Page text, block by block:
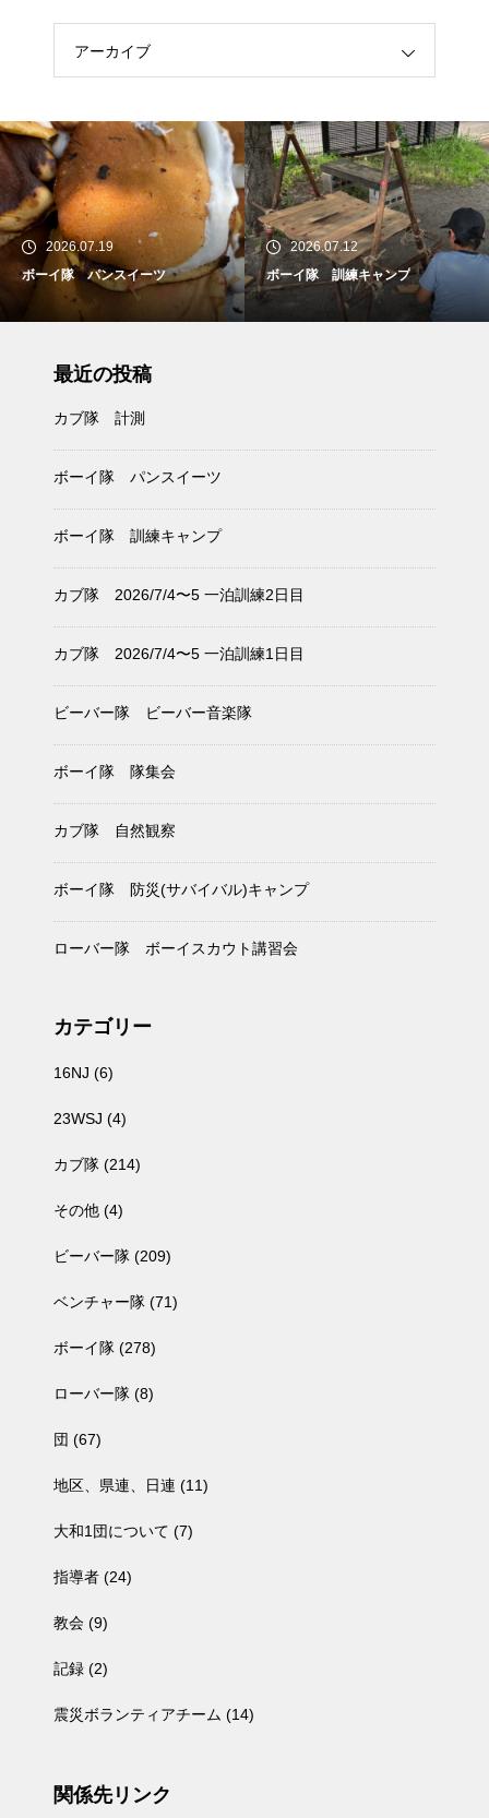
アーカイブ
2026.07.19
ボーイ隊 パンスイーツ
2026.07.12
ボーイ隊 訓練キャンプ
最近の投稿
カブ隊 計測
ボーイ隊 パンスイーツ
ボーイ隊 訓練キャンプ
カブ隊 2026/7/4〜5 一泊訓練2日目
カブ隊 2026/7/4〜5 一泊訓練1日目
ビーバー隊 ビーバー音楽隊
ボーイ隊 隊集会
カブ隊 自然観察
ボーイ隊 防災(サバイバル)キャンプ
ローバー隊 ボーイスカウト講習会
カテゴリー
16NJ (6)
23WSJ (4)
カブ隊 (214)
その他 (4)
ビーバー隊 (209)
ベンチャー隊 (71)
ボーイ隊 (278)
ローバー隊 (8)
団 (67)
地区、県連、日連 (11)
大和1団について (7)
指導者 (24)
教会 (9)
記録 (2)
震災ボランティアチーム (14)
関係先リンク